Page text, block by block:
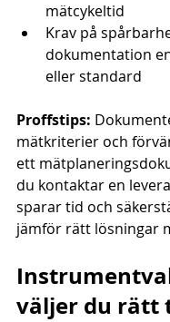
mätcykeltid
Krav på
dokumentation
eller standard
Proffstips:
mätkriterier och
ett
du kontaktar en
sparar tid och
jämför rätt lösningar
väljer du rätt